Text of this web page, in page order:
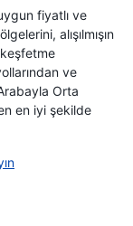
fiyatlı ve
alışılmışın
ve
Orta
en iyi şekilde